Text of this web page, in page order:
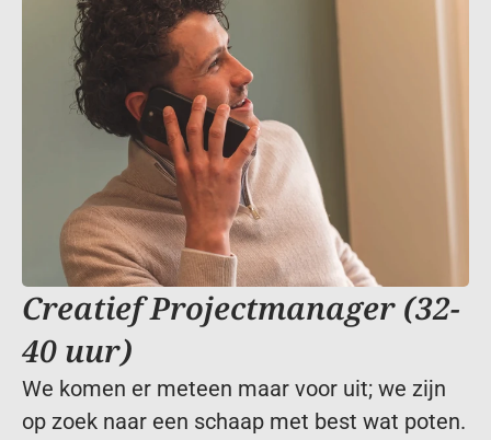
Creatief Projectmanager (32-
40 uur)
We komen er meteen maar voor uit; we zijn
op zoek naar een schaap met best wat poten.